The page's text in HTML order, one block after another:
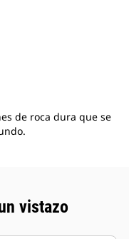
de roca dura que se
vistazo